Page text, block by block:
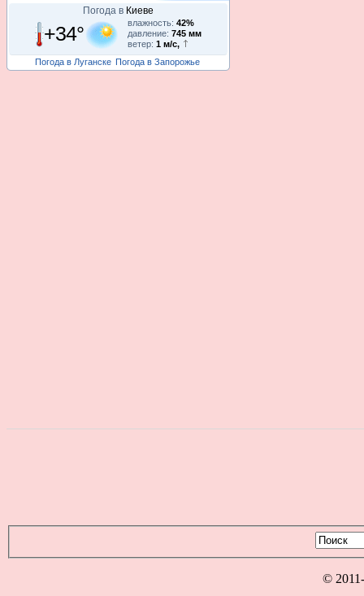
Погода в Киеве
+34° влажность: 42%
давление: 745 мм
ветер: 1 м/с,
Погода в Луганске Погода в Запорожье
©